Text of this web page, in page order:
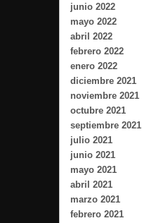
junio 2022
mayo 2022
abril 2022
febrero 2022
enero 2022
diciembre 2021
noviembre 2021
octubre 2021
septiembre 2021
julio 2021
junio 2021
mayo 2021
abril 2021
marzo 2021
febrero 2021